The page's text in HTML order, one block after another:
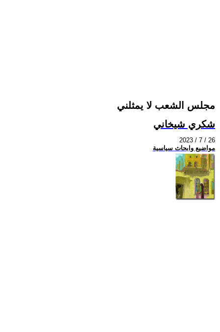
مجلس الشعب لا يمثلني
شكري شيخاني
2023 / 7 / 26
مواضيع وابحاث سياسية